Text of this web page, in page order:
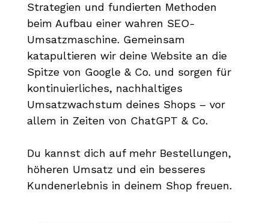
Strategien und fundierten Methoden
beim Aufbau einer wahren SEO-
Umsatzmaschine. Gemeinsam
katapultieren wir deine Website an die
Spitze von Google & Co. und sorgen für
kontinuierliches, nachhaltiges
Umsatzwachstum deines Shops – vor
allem in Zeiten von ChatGPT & Co.
Du kannst dich auf mehr Bestellungen,
höheren Umsatz und ein besseres
Kundenerlebnis in deinem Shop freuen.